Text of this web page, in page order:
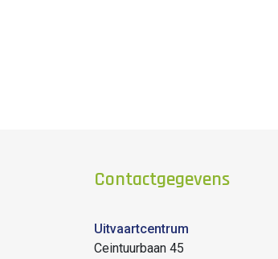
Contactgegevens
Uitvaartcentrum
Ceintuurbaan 45